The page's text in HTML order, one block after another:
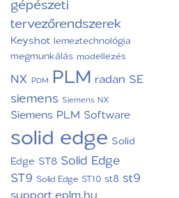
tervezőrendszerek
Keyshot lemeztechnológia
megmunkálás modellezés
NX PDM PLM radan SE
siemens Siemens NX
Siemens PLM Software
solid edge Solid
Edge ST8 Solid Edge
ST9 Solid Edge ST10 st8 st9